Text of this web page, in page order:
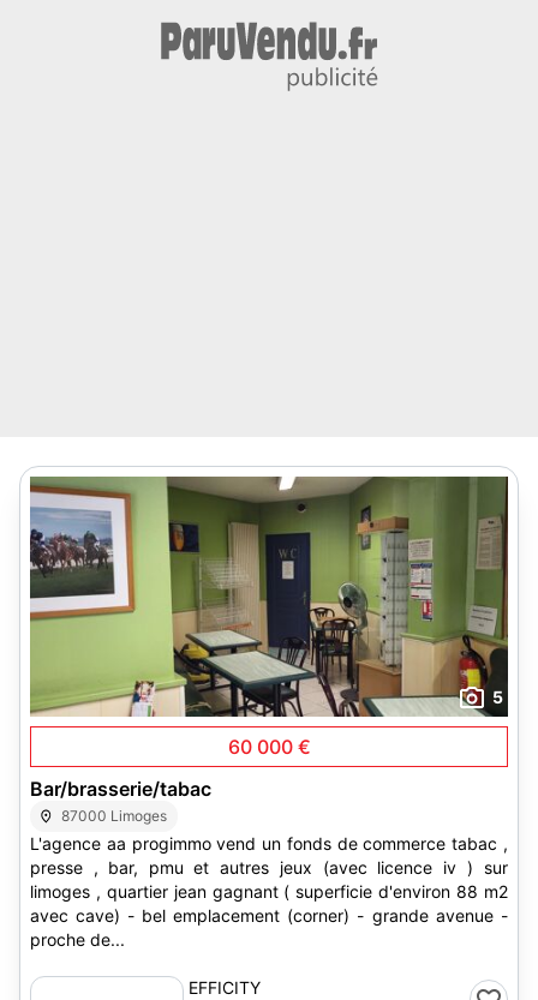
5
60 000 €
Bar/brasserie/tabac
87000 Limoges
L'agence aa progimmo vend un fonds de commerce tabac ,
presse , bar, pmu et autres jeux (avec licence iv ) sur
limoges , quartier jean gagnant ( superficie d'environ 88 m2
avec cave) - bel emplacement (corner) - grande avenue -
proche de...
EFFICITY